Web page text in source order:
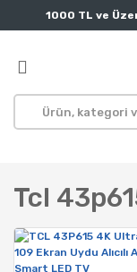
1000 TL ve
Tcl